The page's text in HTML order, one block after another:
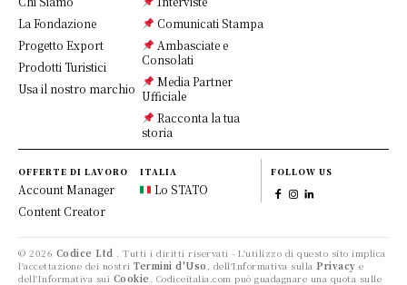
La Fondazione
Progetto Export
Prodotti Turistici
Usa il nostro marchio
Comunicati Stampa
Ambasciate e
Consolati
Media Partner
Ufficiale
Racconta la tua
storia
OFFERTE DI LAVORO
Account Manager
Content Creator
ITALIA
Lo STATO
FOLLOW US
© 2026 Codice Ltd . Tutti i diritti riservati - L'utilizzo di questo sito implica
l'accettazione dei nostri Termini d'Uso , dell'Informativa sulla Privacy e
dell'Informativa sui Cookie . Codiceitalia.com può guadagnare una quota sulle